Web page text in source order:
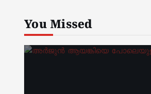
You Missed